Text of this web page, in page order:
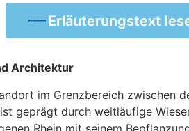
Erläuterungstext
Architektur
im Grenzbereich zwischen
geprägt durch weitläufige
Rhein mit seinem